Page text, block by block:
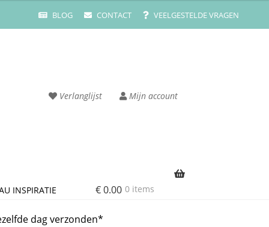
BLOG CONTACT VEELGESTELDE VRAGEN
Verlanglijst Mijn account
INSPIRATIE
Cart
€0.00 0 items
dag verzonden*